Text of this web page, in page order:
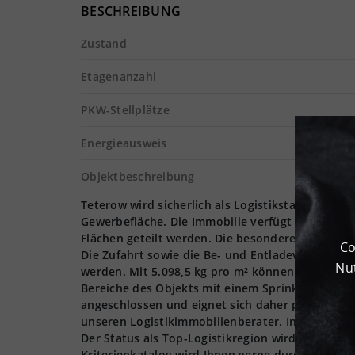
BESCHREIBUNG
Zustand
Etagenanzahl
PKW-Stellplätze
Energieausweis
Objektbeschreibung
Teterow wird sicherlich als Logistikstandort für
Gewerbefläche. Die Immobilie verfügt über eine
Flächen geteilt werden. Die besondere
Die Zufahrt sowie die Be- und
werden. Mit 5.098,5 kg pro m² können die
Bereiche des Objekts mit einem
angeschlossen und eignet sich daher perfekt
unseren Logistikimmobilienberater. In 17166
Der Status als Top-Logistikregion wird stetig